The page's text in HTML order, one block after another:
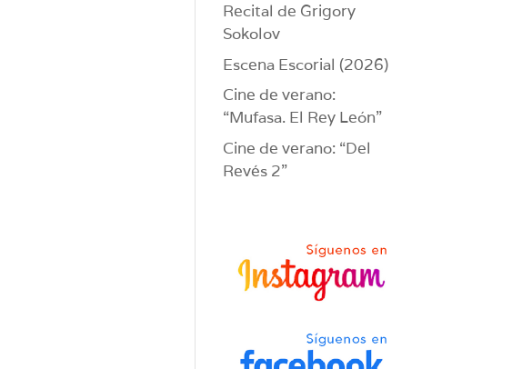
Recital de Grigory
Sokolov
Escena Escorial (2026)
Cine de verano:
“Mufasa. El Rey León”
Cine de verano: “Del
Revés 2”